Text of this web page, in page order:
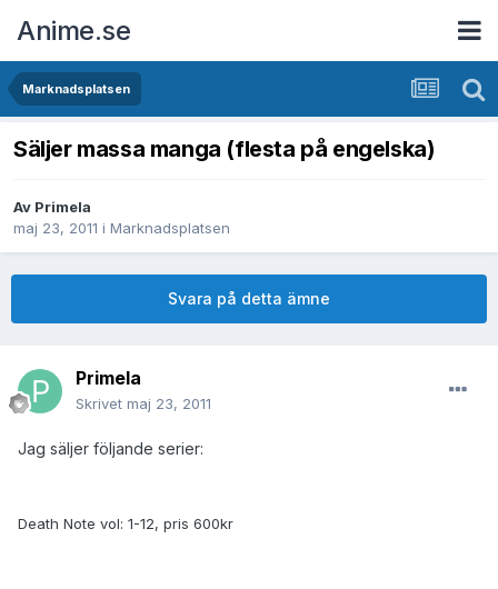
Anime.se
Marknadsplatsen
Säljer massa manga (flesta på engelska)
Av Primela
maj 23, 2011 i Marknadsplatsen
Svara på detta ämne
Primela
Skrivet maj 23, 2011
Jag säljer följande serier:
Death Note vol: 1-12, pris 600kr